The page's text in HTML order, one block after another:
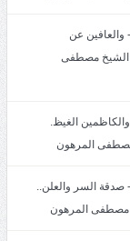
خطبة الجمعة: سمات المتقين: ٤- والعافين عن
2/1447,سماحة الشيخ مصطفى
الجمعةسمات المتقين: ٣- والكاظمين الغيظ.
خطبة الجمعة: سمات المتقين: ٢- صدقة السر والعلن..